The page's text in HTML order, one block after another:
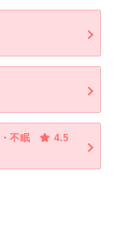
不眠
4.5